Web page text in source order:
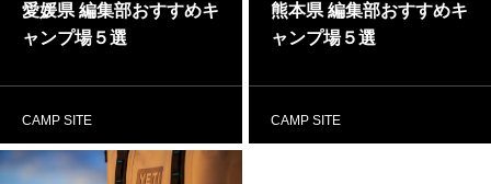
愛媛県 編集部おすすめキ
ャンプ場５選
CAMP SITE
熊本県 編集部おすすめキ
ャンプ場５選
CAMP SITE